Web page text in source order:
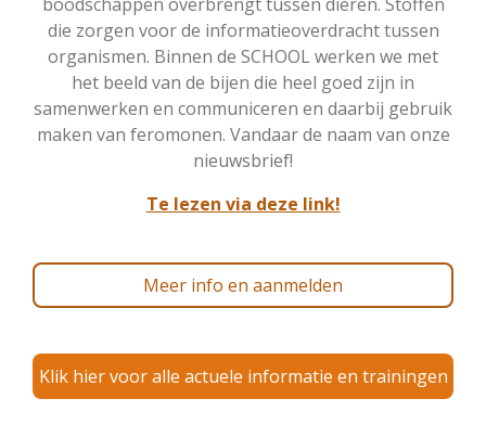
die zorgen voor de informatieoverdracht tussen
organismen. Binnen de SCHOOL werken we met
het beeld van de bijen die heel goed zijn in
samenwerken en communiceren en daarbij gebruik
maken van feromonen. Vandaar de naam van onze
nieuwsbrief!
Te lezen via deze link!
Meer info en aanmelden
Klik hier voor alle actuele informatie en trainingen